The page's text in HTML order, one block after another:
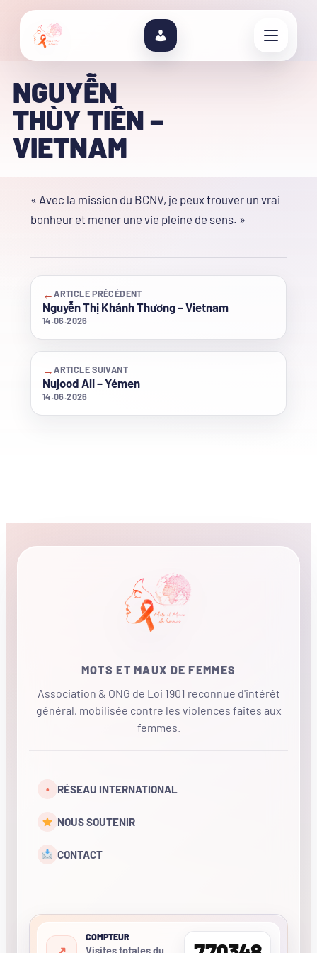
NGUYỄN
THÙY TIÊN –
VIETNAM
« Avec la mission du BCNV, je peux trouver un vrai
bonheur et mener une vie pleine de sens. »
←ARTICLE PRÉCÉDENT
Nguyễn Thị Khánh Thương – Vietnam
14.06.2026
→ARTICLE SUIVANT
Nujood Ali – Yémen
14.06.2026
MOTS ET MAUX DE FEMMES
Association & ONG de Loi 1901 reconnue d'intérêt
général, mobilisée contre les violences faites aux
femmes.
• RÉSEAU INTERNATIONAL
NOUS SOUTENIR
CONTACT
COMPTEUR
Visites totales du